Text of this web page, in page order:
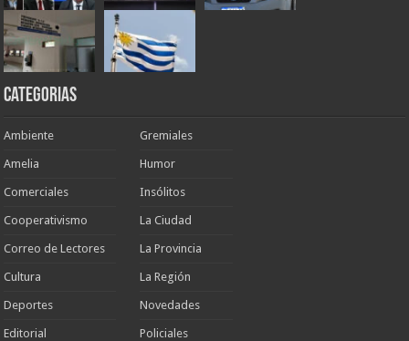
Categorias
Ambiente
Amelia
Comerciales
Cooperativismo
Correo de Lectores
Cultura
Deportes
Editorial
Gremiales
Humor
Insólitos
La Ciudad
La Provincia
La Región
Novedades
Policiales